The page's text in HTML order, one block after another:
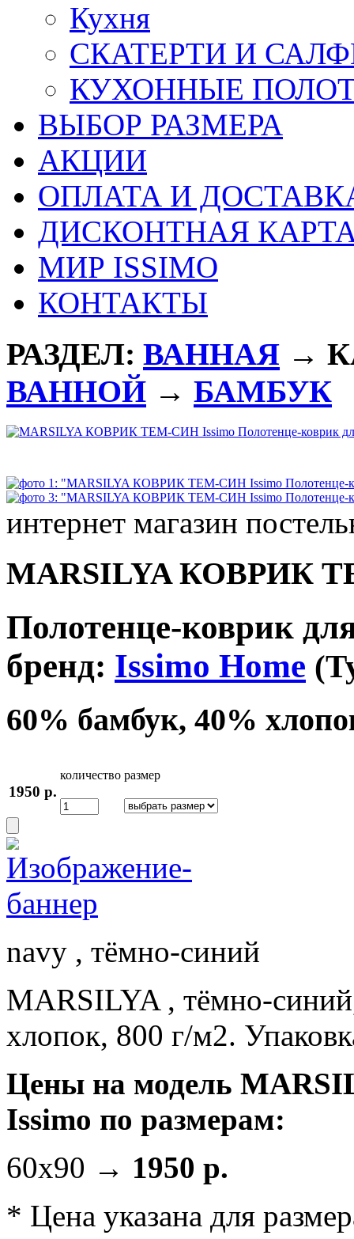
Кухня
СКАТЕРТИ И
КУХОННЫЕ
ВЫБОР РАЗМЕРА
АКЦИИ
ОПЛАТА И
ДИСКОНТНАЯ
МИР ISSIMO
КОНТАКТЫ
РАЗДЕЛ: ВАННАЯ →
ВАННОЙ → БАМБУК
интернет магазин
MARSILYA КОВРИК
Полотенце-коврик
бренд: Issimo Home
60% бамбук, 40%
1950 р.
количество размер
navy , тёмно-синий
MARSILYA , тёмно-
хлопок, 800 г/м2.
Цены на модель
Issimo по размерам:
60x90 → 1950 р.
* Цена указана для